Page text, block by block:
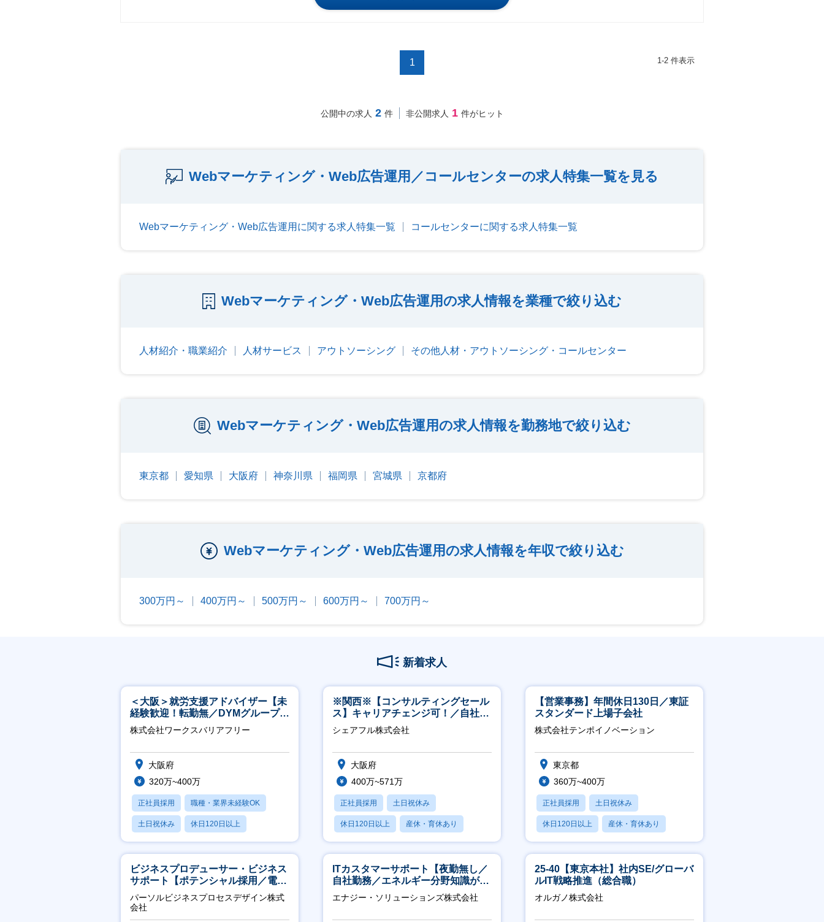
1 1-2 件表示
公開中の求人 2 件 非公開求人 1 件がヒット
Webマーケティング・Web広告運用／コールセンターの求人特集一覧を見る
Webマーケティング・Web広告運用に関する求人特集一覧 コールセンターに関する求人特集一覧
Webマーケティング・Web広告運用の求人情報を業種で絞り込む
人材紹介・職業紹介 人材サービス アウトソーシング その他人材・アウトソーシング・コールセンター
Webマーケティング・Web広告運用の求人情報を勤務地で絞り込む
東京都 愛知県 大阪府 神奈川県 福岡県 宮城県 京都府
Webマーケティング・Web広告運用の求人情報を年収で絞り込む
300万円～ 400万円～ 500万円～ 600万円～ 700万円～
新着求人
＜大阪＞就労支援アドバイザー【未
経験歓迎！転勤無／DYMグループ／
ホスピタリティ高い方歓迎／土日
祝】
株式会社ワークスバリアフリー
大阪府
320万~400万
正社員採用 職種・業界未経験OK
土日祝休み 休日120日以上
産休・育休あり
※関西※【コンサルティングセール
ス】キャリアチェンジ可！／自社サ
ービス『シェアフル』の営業
シェアフル株式会社
大阪府
400万~571万
正社員採用 土日祝休み
休日120日以上 産休・育休あり
賞与あり
【営業事務】年間休日130日／東証
スタンダード上場子会社
株式会社テンポイノベーション
東京都
360万~400万
正社員採用 土日祝休み
休日120日以上 産休・育休あり
賞与あり
ビジネスプロデューサー・ビジネス
サポート【ポテンシャル採用／電
力・ガス等の民間向けプロジェクト
推進】
パーソルビジネスプロセスデザイン株式
会社
ITカスタマーサポート【夜勤無し／
自社勤務／エネルギー分野知識が身
につきます】
エナジー・ソリューションズ株式会社
25-40【東京本社】社内SE/グローバ
ルIT戦略推進（総合職）
オルガノ株式会社